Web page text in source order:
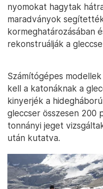
nyomokat hagytak
maradványok
kormeghatározásában
rekonstruálják a
Számítógépes
kell a katonáknak a
kinyerjék a
gleccser összesen 200
tonnányi jeget
után kutatva.